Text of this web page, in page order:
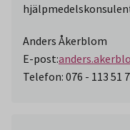
Anders Åkerblom
E-post:
Telefon: 076 - 113 51